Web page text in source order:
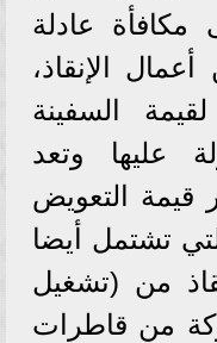
عادلة
الإنقاذ،
السفينة
عليها وتعد
قيمة التعويض
تشتمل أيضا
من (تشغيل
من قاطرات